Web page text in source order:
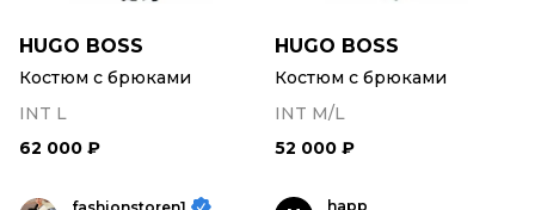
HUGO BOSS
Костюм с брюками
INT L
62 000 ₽
HUGO BOSS
Костюм с брюками
INT M/L
52 000 ₽
happ